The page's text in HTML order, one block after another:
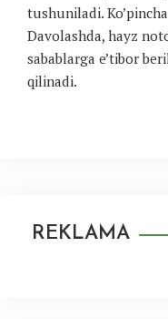
tushuniladi.
Davolashda, hayz
sabablarga e’tibor
qilinadi.
REKLAMA